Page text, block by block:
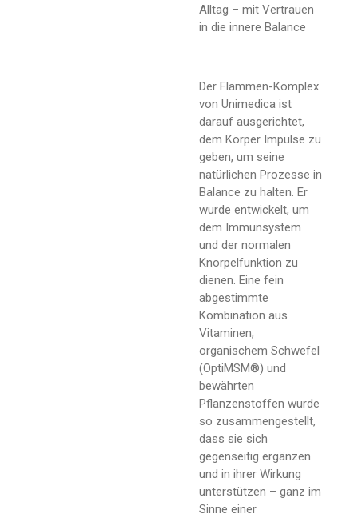
Alltag – mit Vertrauen
in die innere Balance
Der Flammen-Komplex
von Unimedica ist
darauf ausgerichtet,
dem Körper Impulse zu
geben, um seine
natürlichen Prozesse in
Balance zu halten. Er
wurde entwickelt, um
dem Immunsystem
und der normalen
Knorpelfunktion zu
dienen. Eine fein
abgestimmte
Kombination aus
Vitaminen,
organischem Schwefel
(OptiMSM®) und
bewährten
Pflanzenstoffen wurde
so zusammengestellt,
dass sie sich
gegenseitig ergänzen
und in ihrer Wirkung
unterstützen – ganz im
Sinne einer